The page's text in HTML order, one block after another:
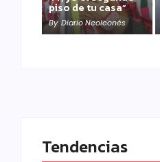
piso de tu casa”
By Diario Neoleonés
Tendencias